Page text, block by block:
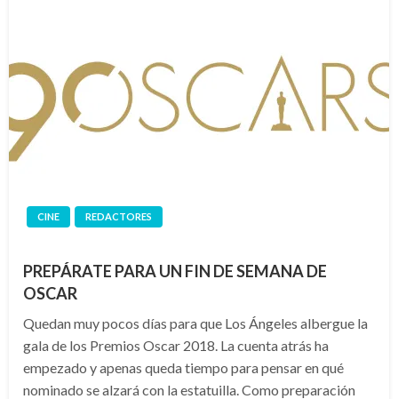
CINE REDACTORES
PREPÁRATE PARA UN FIN DE SEMANA DE
OSCAR
Quedan muy pocos días para que Los Ángeles albergue la
gala de los Premios Oscar 2018. La cuenta atrás ha
empezado y apenas queda tiempo para pensar en qué
nominado se alzará con la estatuilla. Como preparación